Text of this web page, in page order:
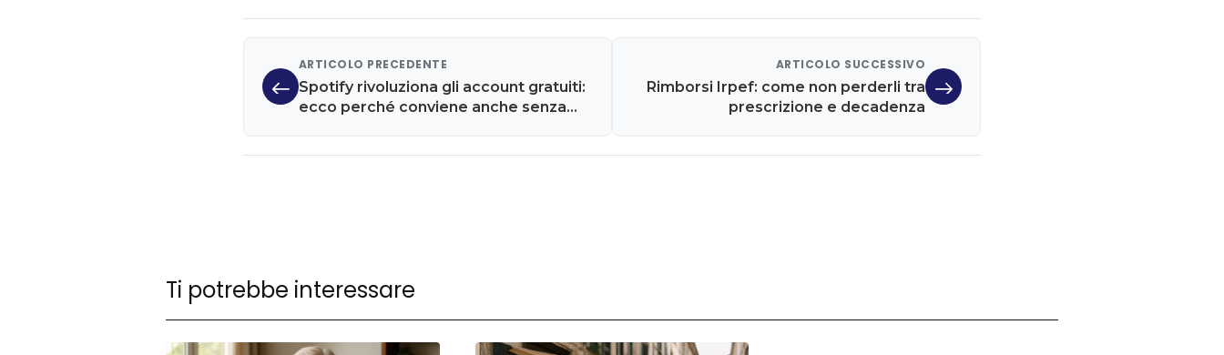
ARTICOLO PRECEDENTE
Spotify rivoluziona gli account gratuiti:
ecco perché conviene anche senza
ARTICOLO SUCCESSIVO
Rimborsi Irpef: come non perderli tra
prescrizione e decadenza
Ti potrebbe interessare